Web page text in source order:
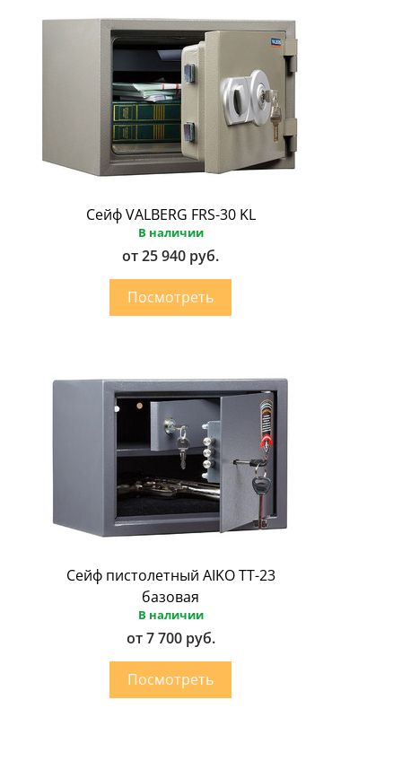
Сейф VALBERG FRS-30 KL
В наличии
от 25 940 руб.
Сейф пистолетный AIKO ТТ-23
базовая
В наличии
от 7 700 руб.